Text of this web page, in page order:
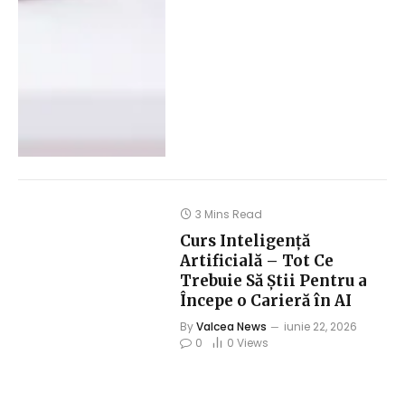
3 Mins Read
Curs Inteligență
Artificială – Tot Ce
Trebuie Să Știi Pentru a
Începe o Carieră în AI
ByValcea News
iunie 22, 2026
0
0Views